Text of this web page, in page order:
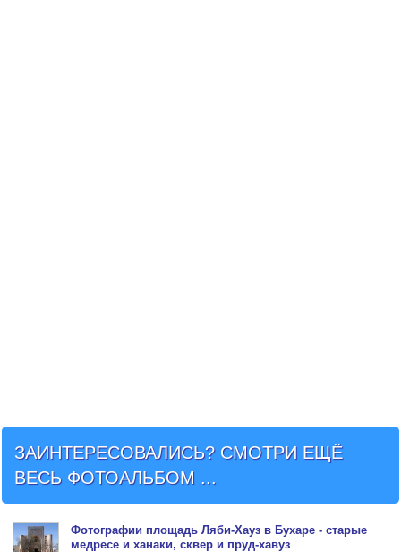
ЗАИНТЕРЕСОВАЛИСЬ? СМОТРИ ЕЩЁ
ВЕСЬ ФОТОАЛЬБОМ ...
Фотографии площадь Ляби-Хауз в Бухаре- старые
медресе и ханаки, сквер и пруд-хавуз